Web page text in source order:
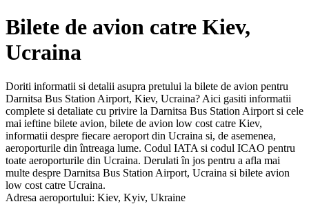
Bilete de avion catre Kiev,
Ucraina
Doriti informatii si detalii asupra pretului la bilete de avion pentru
Darnitsa Bus Station Airport, Kiev, Ucraina? Aici gasiti informatii
complete si detaliate cu privire la Darnitsa Bus Station Airport si cele
mai ieftine bilete avion, bilete de avion low cost catre Kiev,
informatii despre fiecare aeroport din Ucraina si, de asemenea,
aeroporturile din întreaga lume. Codul IATA si codul ICAO pentru
toate aeroporturile din Ucraina. Derulati în jos pentru a afla mai
multe despre Darnitsa Bus Station Airport, Ucraina si bilete avion
low cost catre Ucraina.
Adresa aeroportului: Kiev, Kyiv, Ukraine